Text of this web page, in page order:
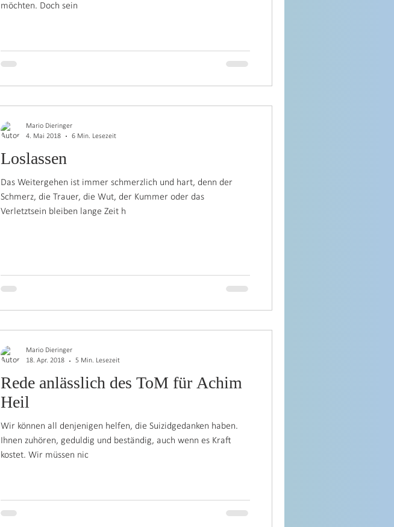
möchten. Doch sein
Loslassen
Das Weitergehen ist immer schmerzlich und hart, denn der
Schmerz, die Trauer, die Wut, der Kummer oder das
Verletztsein bleiben lange Zeit h
Mario Dieringer
4. Mai 2018
6 Min. Lesezeit
Rede anlässlich des ToM für Achim
Heil
Wir können all denjenigen helfen, die Suizidgedanken haben.
Ihnen zuhören, geduldig und beständig, auch wenn es Kraft
kostet. Wir müssen nic
Mario Dieringer
18. Apr. 2018
5 Min. Lesezeit